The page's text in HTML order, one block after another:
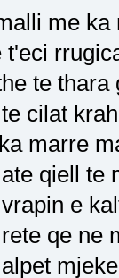
me ka
t'eci
te thara
cilat
marre
qiell te
e
qe ne